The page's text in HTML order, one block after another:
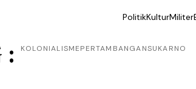
PolitikKulturMiliter
KOLONIALISMEPERTAMBANGANSUKARNO